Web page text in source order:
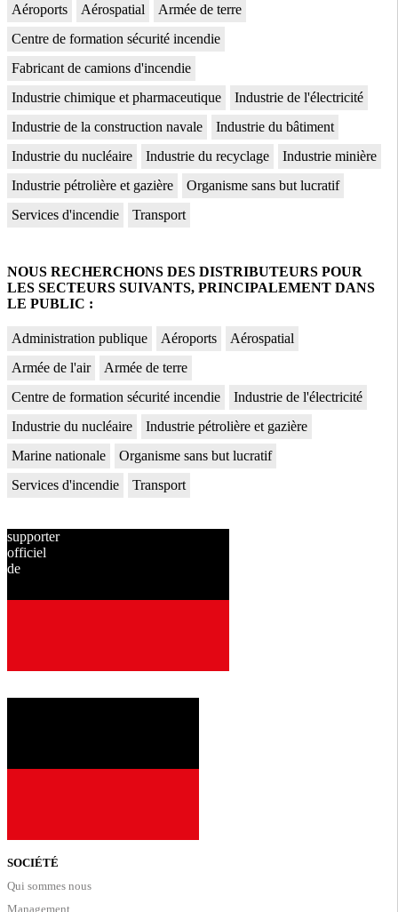
Aéroports Aérospatial
Armée de terre
Centre de formation sécurité incendie
Fabricant de camions d'incendie
Industrie chimique et pharmaceutique
Industrie de l'électricité
Industrie de la construction navale
Industrie du bâtiment
Industrie du nucléaire
Industrie du recyclage
Industrie minière
Industrie pétrolière et gazière
Organisme sans but lucratif
Services d'incendie
Transport
NOUS RECHERCHONS DES DISTRIBUTEURS POUR
LES SECTEURS SUIVANTS, PRINCIPALEMENT DANS
LE PUBLIC :
Administration publique Aéroports
Aérospatial
Armée de l'air
Armée de terre
Centre de formation sécurité incendie
Industrie de l'électricité
Industrie du nucléaire
Industrie pétrolière et gazière
Marine nationale
Organisme sans but lucratif
Services d'incendie
Transport
supporter
officiel
de
SOCIÉTÉ
Qui sommes nous
Management